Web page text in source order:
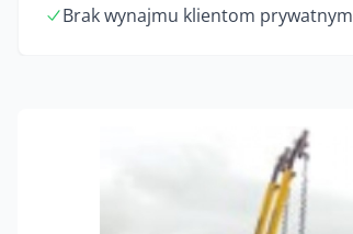
Brak wynajmu klientom prywatnym